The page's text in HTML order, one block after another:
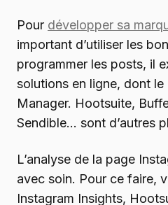
Pour développer sa
important d’utiliser les
programmer les posts, il
solutions en ligne, dont le
Manager. Hootsuite,
Sendible… sont d’autres
L’analyse de la page
avec soin. Pour ce faire,
Instagram Insights,